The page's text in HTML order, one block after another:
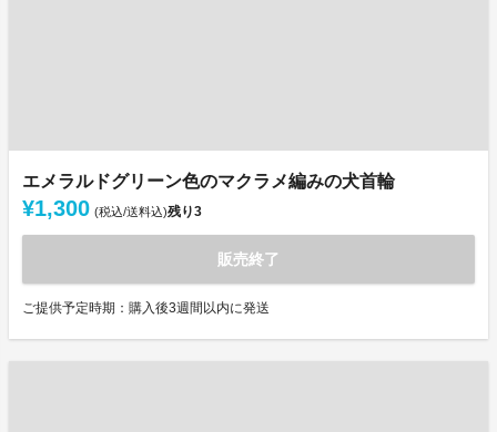
エメラルドグリーン色のマクラメ編みの犬首輪
¥1,300 (税込/送料込)残り3
販売終了
ご提供予定時期：購入後3週間以内に発送